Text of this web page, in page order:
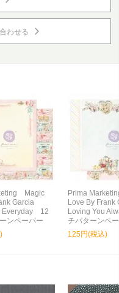
わせる
Magic
Garcia
Everyday 12
ンペーパー
Prima
Love By Frank
Loving You
チパターンペ
125円(税込)